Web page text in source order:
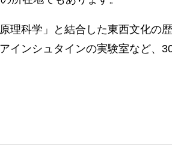
理科学」と結合した東西文化の
インシュタインの実験室など、